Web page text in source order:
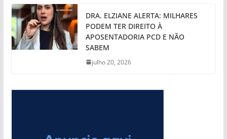
DRA. ELZIANE ALERTA: MILHARES
PODEM TER DIREITO À
APOSENTADORIA PCD E NÃO
SABEM
julho 20, 2026